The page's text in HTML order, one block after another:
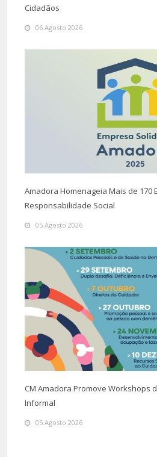
Cidadãos
06 Agosto 2026
Amadora Homenageia Mais de 170
Responsabilidade Social
05 Agosto 2026
CM Amadora Promove Workshops
Informal
05 Agosto 2026